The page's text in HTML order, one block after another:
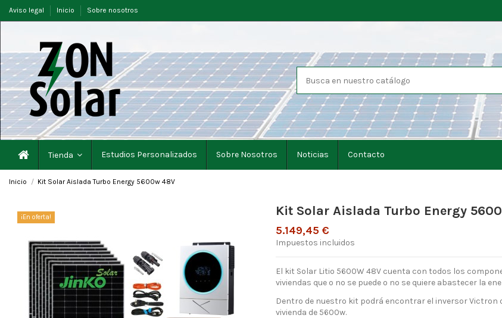
Aviso legal Inicio Sobre nosotros
Tienda Estudios Personalizados Sobre Nosotros Noticias Contacto
Inicio Kit Solar Aislada Turbo Energy 5600w 48V
¡En oferta! Kit Solar Aislada Turbo Energy
5.149,45 €
Impuestos incluidos
El kit Solar Litio 5600W 48V cuenta con todos los
viviendas que o no se puede o no se quiere abastecer la
Dentro de nuestro kit podrá encontrar el inversor Victron
vivienda de 5600w.